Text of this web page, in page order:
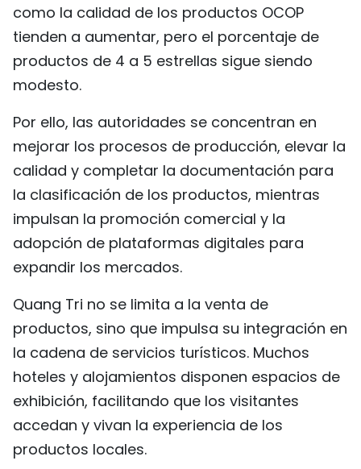
como la calidad de los productos OCOP
tienden a aumentar, pero el porcentaje de
productos de 4 a 5 estrellas sigue siendo
modesto.
Por ello, las autoridades se concentran en
mejorar los procesos de producción, elevar la
calidad y completar la documentación para
la clasificación de los productos, mientras
impulsan la promoción comercial y la
adopción de plataformas digitales para
expandir los mercados.
Quang Tri no se limita a la venta de
productos, sino que impulsa su integración en
la cadena de servicios turísticos. Muchos
hoteles y alojamientos disponen espacios de
exhibición, facilitando que los visitantes
accedan y vivan la experiencia de los
productos locales.